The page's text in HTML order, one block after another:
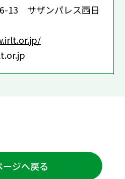
13 サザンパレス西日
ジへ戻る